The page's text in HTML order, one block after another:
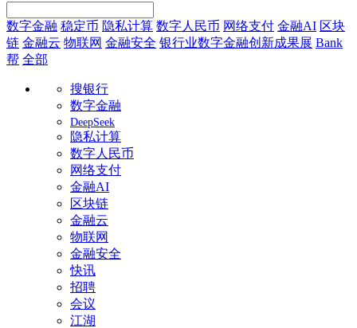
数字金融 稳定币 隐私计算 数字人民币 网络支付 金融AI 区块
链 金融云 物联网 金融安全 银行业数字金融创新成果展 Bank
帮 全部
搜银行
数字金融
DeepSeek
隐私计算
数字人民币
网络支付
金融AI
区块链
金融云
物联网
金融安全
快讯
招聘
会议
江湖